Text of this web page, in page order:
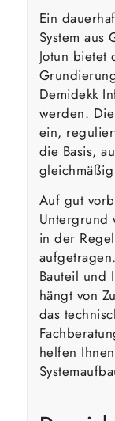
Ein
System aus
Jotun bietet
Demidekk
werden.
ein,
die Basis,
Auf gut
Untergrund
in der
Bauteil und
hängt von
das
helfen